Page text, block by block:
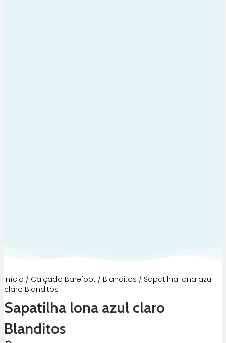
Início / Calçado Barefoot / Blanditos / Sapatilha lona azul
claro Blanditos
Sapatilha lona azul claro
Blanditos